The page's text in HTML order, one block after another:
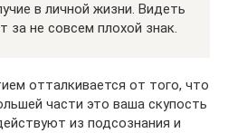
в личной жизни. Видеть
за не совсем плохой знак.
отталкивается от того, что
части это ваша скупость
из подсознания и